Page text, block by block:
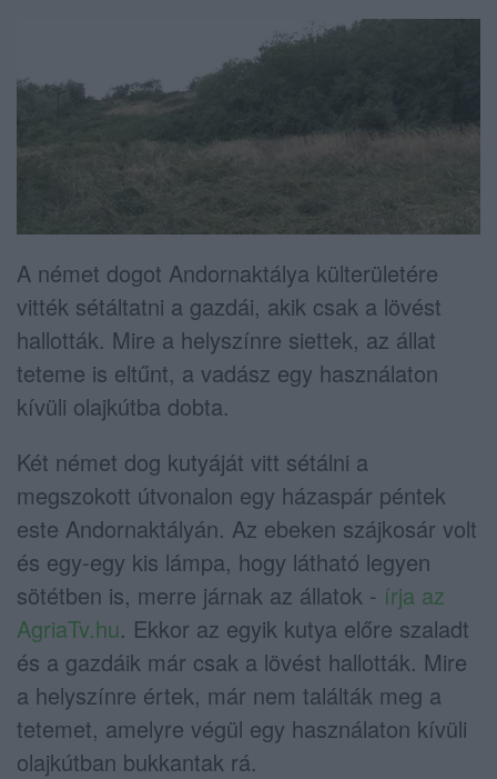
A német dogot Andornaktálya külterületére
vitték sétáltatni a gazdái, akik csak a lövést
hallották. Mire a helyszínre siettek, az állat
teteme is eltűnt, a vadász egy használaton
kívüli olajkútba dobta.
Két német dog kutyáját vitt sétálni a
megszokott útvonalon egy házaspár péntek
este Andornaktályán. Az ebeken szájkosár volt
és egy-egy kis lámpa, hogy látható legyen
sötétben is, merre járnak az állatok - írja az
AgriaTv.hu. Ekkor az egyik kutya előre szaladt
és a gazdáik már csak a lövést hallották. Mire
a helyszínre értek, már nem találták meg a
tetemet, amelyre végül egy használaton kívüli
olajkútban bukkantak rá.